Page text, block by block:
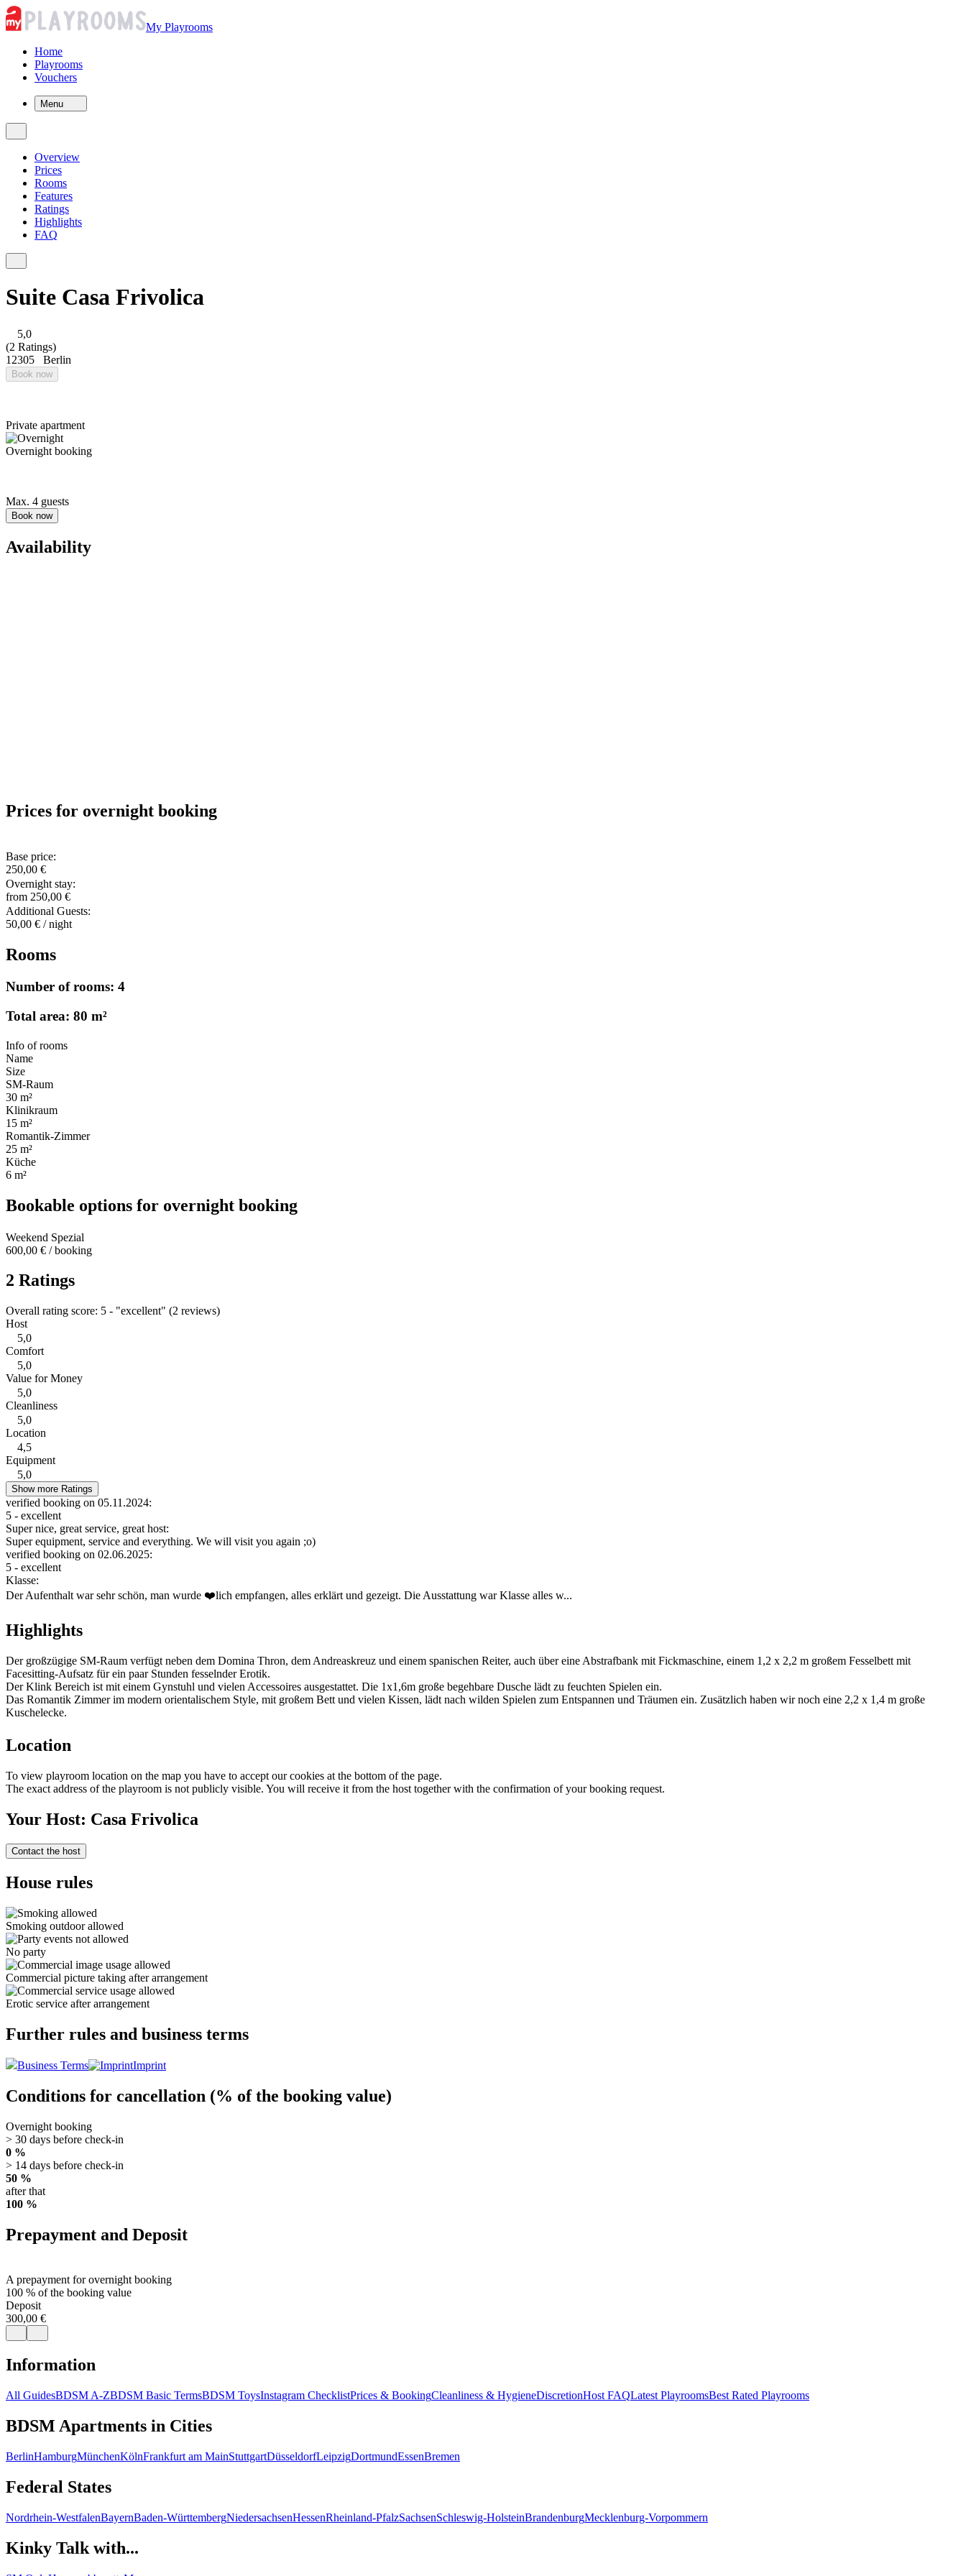
My Playrooms
Home
Playrooms
Vouchers
Menu
Overview
Prices
Rooms
Features
Ratings
Highlights
FAQ
Suite Casa Frivolica
5,0
(2 Ratings)
12305
Berlin
Book now
Private apartment
Overnight booking
Max. 4 guests
Book now
Availability
Prices for overnight booking
Base price:
250,00 €
Overnight stay:
from 250,00 €
Additional Guests:
50,00 € / night
Rooms
Number of rooms: 4
Total area: 80 m²
Info of rooms
Name
Size
SM-Raum
30 m²
Klinikraum
15 m²
Romantik-Zimmer
25 m²
Küche
6 m²
Bookable options for overnight booking
Weekend Spezial
600,00 € / booking
2 Ratings
Overall rating score: 5 - "excellent" (2 reviews)
Host
5,0
Comfort
5,0
Value for Money
5,0
Cleanliness
5,0
Location
4,5
Equipment
5,0
Show more Ratings
verified booking on 05.11.2024:
5 - excellent
Super nice, great service, great host:
Super equipment, service and everything. We will visit you again ;o)
verified booking on 02.06.2025:
5 - excellent
Klasse:
Der Aufenthalt war sehr schön, man wurde ❤️lich empfangen, alles erklärt und gezeigt. Die Ausstattung war Klasse alles w...
Highlights
Der großzügige SM-Raum verfügt neben dem Domina Thron, dem Andreaskreuz und einem spanischen Reiter, auch über eine Abstrafbank mit Fickmaschine, einem 1,2 x 2,2 m großem Fesselbett mit
Facesitting-Aufsatz für ein paar Stunden fesselnder Erotik.
Der Klink Bereich ist mit einem Gynstuhl und vielen Accessoires ausgestattet. Die 1x1,6m große begehbare Dusche lädt zu feuchten Spielen ein.
Das Romantik Zimmer im modern orientalischem Style, mit großem Bett und vielen Kissen, lädt nach wilden Spielen zum Entspannen und Träumen ein. Zusätzlich haben wir noch eine 2,2 x 1,4 m große
Kuschelecke.
Location
To view playroom location on the map you have to accept our cookies at the bottom of the page.
The exact address of the playroom is not publicly visible. You will receive it from the host together with the confirmation of your booking request.
Your Host: Casa Frivolica
Contact the host
House rules
Smoking outdoor allowed
No party
Commercial picture taking after arrangement
Erotic service after arrangement
Further rules and business terms
Business Terms Imprint
Conditions for cancellation (% of the booking value)
Overnight booking
> 30 days before check-in
0 %
> 14 days before check-in
50 %
after that
100 %
Prepayment and Deposit
A prepayment for overnight booking
100 % of the booking value
Deposit
300,00 €
Information
All GuidesBDSM A-ZBDSM Basic TermsBDSM ToysInstagram ChecklistPrices & BookingCleanliness & HygieneDiscretionHost FAQLatest PlayroomsBest Rated Playrooms
BDSM Apartments in Cities
BerlinHamburgMünchenKölnFrankfurt am MainStuttgartDüsseldorfLeipzigDortmundEssenBremen
Federal States
Nordrhein-WestfalenBayernBaden-WürttembergNiedersachsenHessenRheinland-PfalzSachsenSchleswig-HolsteinBrandenburgMecklenburg-Vorpommern
Kinky Talk with...